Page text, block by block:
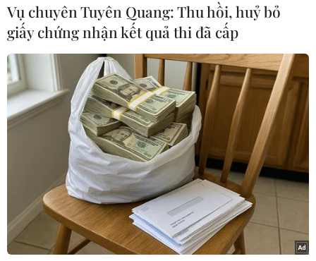
#Đại biểu Quốc hội
#Người lao động bị chết
#Tổ chức buôn người
#Lao động ngoài luồng
#Bất hợp pháp
Anh
Theo dõi VietnamPlus
Vụ chuyên Tuyên Quang: Thu hồi, huỷ bỏ
giấy chứng nhận kết quả thi đã cấp